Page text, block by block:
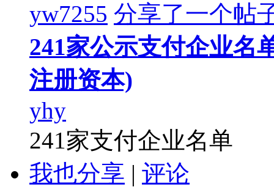
yw7255 分享了一个帖
241家公示支付企业名
注册资本)
yhy
241家支付企业名单
我也分享 | 评论